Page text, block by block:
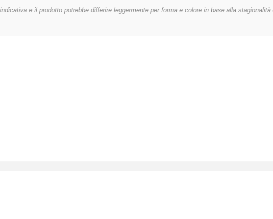
e il prodotto potrebbe differire leggermente per forma e colore in base alla stagionalità